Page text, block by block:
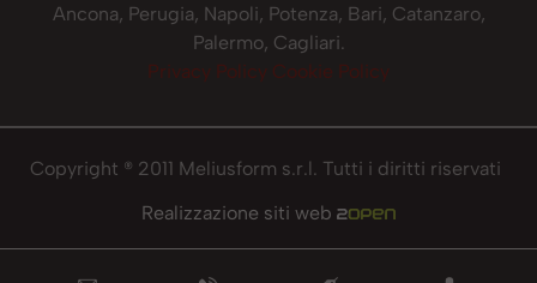
Ancona, Perugia, Napoli, Potenza, Bari, Catanzaro,
Palermo, Cagliari.
Privacy Policy Cookie Policy
Copyright ® 2011 Meliusform s.r.l. Tutti i diritti riservati
Realizzazione siti web